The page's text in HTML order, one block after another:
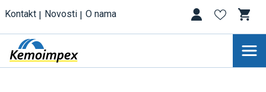
Kontakt Novosti O nama